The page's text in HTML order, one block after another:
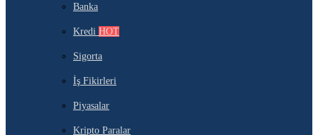
Banka
Kredi HOT
Sigorta
İş Fikirleri
Piyasalar
Kripto Paralar